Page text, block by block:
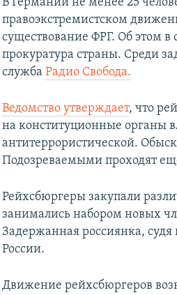
правоэкстремистском
существование ФРГ. Об этом в
прокуратура страны. Среди
службаРадио Свобода.
Ведомство утверждает, что
на конституционные органы
антитеррористической.
Подозреваемыми проходят
Рейхсбюргеры закупали
занимались набором новых
Задержанная россиянка,
России.
Движение рейхсбюргеров